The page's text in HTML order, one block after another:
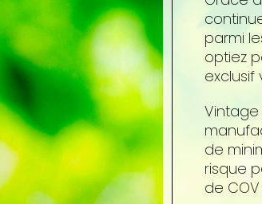
parmi
optiez
de
risque
de